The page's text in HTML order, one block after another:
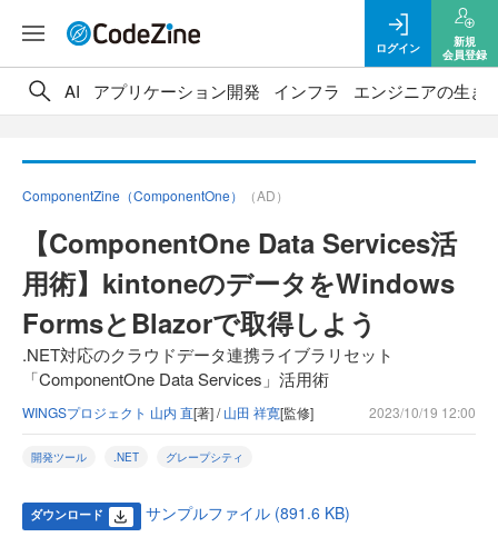
ログイン
新規
会員登録
AI アプリケーション開発 インフラ エンジニアの生き
ComponentZine（ComponentOne） （AD）
【ComponentOne Data Services活
用術】kintoneのデータをWindows
FormsとBlazorで取得しよう
.NET対応のクラウドデータ連携ライブラリセット
「ComponentOne Data Services」活用術
WINGSプロジェクト 山内 直[著] /山田 祥寛[監修] 2023/10/19 12:00
開発ツール .NET グレープシティ
ダウンロード サンプルファイル (891.6 KB)